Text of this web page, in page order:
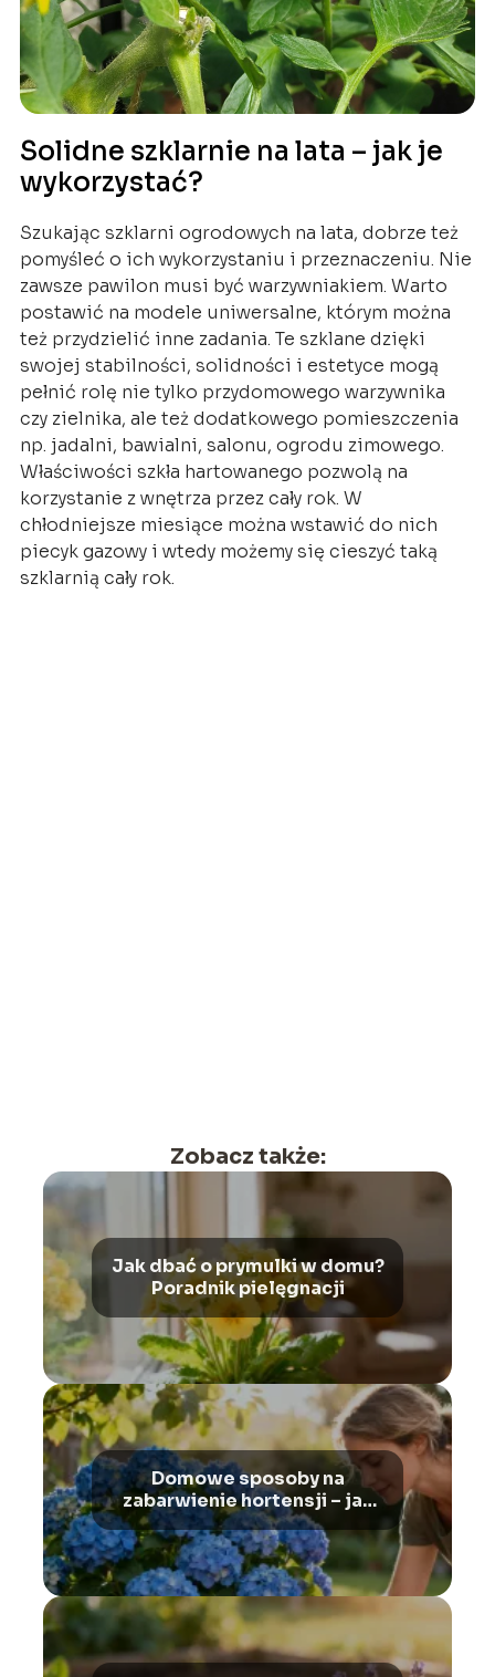
Solidne szklarnie na lata – jak je
wykorzystać?
Szukając szklarni ogrodowych na lata, dobrze też
pomyśleć o ich wykorzystaniu i przeznaczeniu. Nie
zawsze pawilon musi być warzywniakiem. Warto
postawić na modele uniwersalne, którym można
też przydzielić inne zadania. Te szklane dzięki
swojej stabilności, solidności i estetyce mogą
pełnić rolę nie tylko przydomowego warzywnika
czy zielnika, ale też dodatkowego pomieszczenia
np. jadalni, bawialni, salonu, ogrodu zimowego.
Właściwości szkła hartowanego pozwolą na
korzystanie z wnętrza przez cały rok. W
chłodniejsze miesiące można wstawić do nich
piecyk gazowy i wtedy możemy się cieszyć taką
szklarnią cały rok.
Zobacz także:
Jak dbać o prymulki w domu?
Poradnik pielęgnacji
Domowe sposoby na
zabarwienie hortensji – jak
zmienić kolor kwiatów?